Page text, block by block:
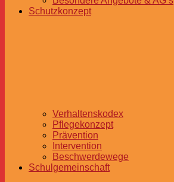
Schutzkonzept
Verhaltenskodex
Pflegekonzept
Prävention
Intervention
Beschwerdewege
Schulgemeinschaft